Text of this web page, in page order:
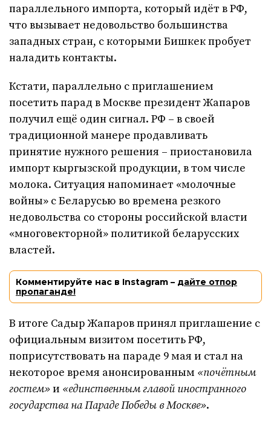
параллельного импорта, который идёт в РФ,
что вызывает недовольство большинства
западных стран, с которыми Бишкек пробует
наладить контакты.
Кстати, параллельно с приглашением
посетить парад в Москве президент Жапаров
получил ещё один сигнал. РФ – в своей
традиционной манере продавливать
принятие нужного решения – приостановила
импорт кыргызской продукции, в том числе
молока. Ситуация напоминает «молочные
войны» с Беларусью во времена резкого
недовольства со стороны российской власти
«многовекторной» политикой беларусских
властей.
Комментируйте нас в Instagram – дайте отпор
пропаганде!
В итоге Садыр Жапаров принял приглашение с
официальным визитом посетить РФ,
поприсутствовать на параде 9 мая и стал на
некоторое время анонсированным «почётным
гостем»и «единственным главой иностранного
государства на Параде Победы в Москве».